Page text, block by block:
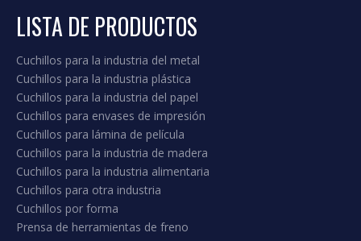
LISTA DE PRODUCTOS
Cuchillos para la industria del metal
Cuchillos para la industria plástica
Cuchillos para la industria del papel
Cuchillos para envases de impresión
Cuchillos para lámina de película
Cuchillos para la industria de madera
Cuchillos para la industria alimentaria
Cuchillos para otra industria
Cuchillos por forma
Prensa de herramientas de freno